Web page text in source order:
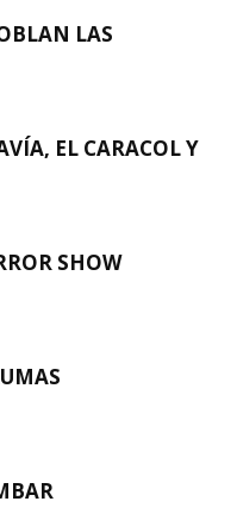
LAS
EL CARACOL Y
SHOW